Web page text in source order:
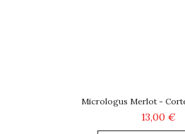
Micrologus Merlot -
13,00 €